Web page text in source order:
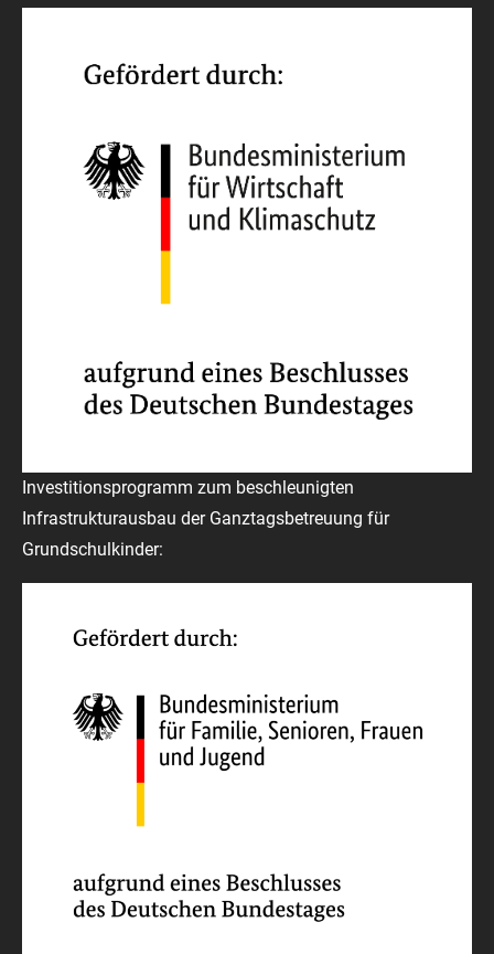
Investitionsprogramm zum beschleunigten
Infrastrukturausbau der Ganztagsbetreuung für
Grundschulkinder: